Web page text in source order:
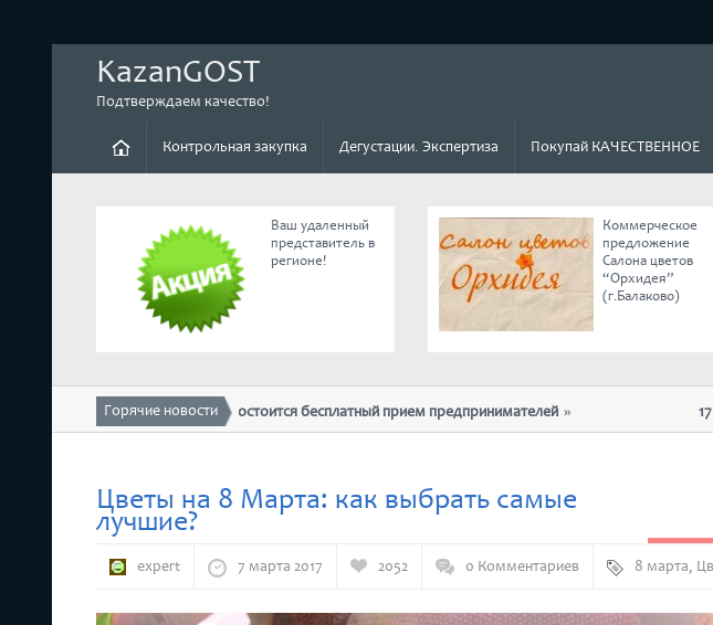
KazanGOST
Подтверждаем качество!
Контрольная закупка Дегустации. Экспертиза Покупай КАЧЕСТВЕННОЕ
Ваш удаленный
представитель в
регионе!
Коммерческое
предложение
Салона цветов
“Орхидея”
(г.Балаково)
Горячие новости
10 февраля в ТПП РТ состоится бесплатный прием предпринимателей
17
Цветы на 8 Марта: как выбрать самые
лучшие?
expert 7 марта 2017 2052 0 Комментариев 8 марта,